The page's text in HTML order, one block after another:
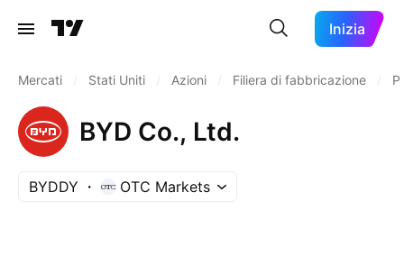
Inizia
Mercati Stati Uniti Azioni Filiera di fabbricazione
BYD Co., Ltd.
BYDDY OTC Markets